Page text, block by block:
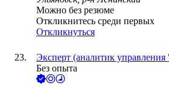
Можно без резюме
Откликнитесь среди первых
Откликнуться
Эксперт (аналитик
Без опыта